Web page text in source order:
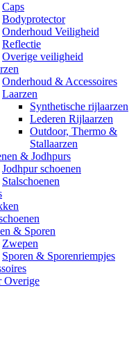
Caps
Bodyprotector
Onderhoud Veiligheid
Reflectie
Overige veiligheid
Onderhoud & Accessoires
Laarzen
Synthetische rijlaarzen
Lederen Rijlaarzen
Outdoor, Thermo &
Stallaarzen
& Jodhpurs
Jodhpur schoenen
Stalschoenen
& Sporen
Zwepen
Sporen & Sporenriempjes
Overige